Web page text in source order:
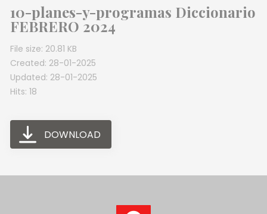
10-planes-y-programas Diccionario
FEBRERO 2024
File size: 20.81 KB
Created: 28-01-2025
Updated: 28-01-2025
Hits: 18
DOWNLOAD